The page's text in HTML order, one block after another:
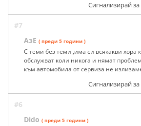
Сигнализирай
#7
АзЕ ( преди 5 години )
С теми без теми ,има си всякакви хора
обслужват коли никога и нямат
към автомобила от сервиза не
Сигнализирай
#6
Dido ( преди 5 години )